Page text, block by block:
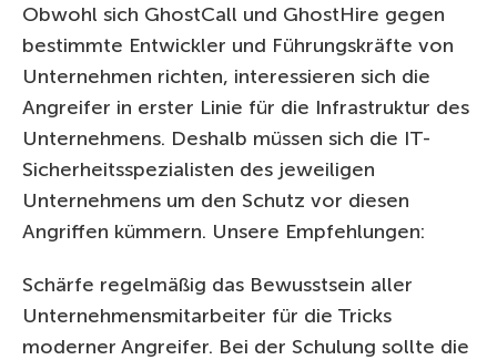
Obwohl sich GhostCall und GhostHire gegen
bestimmte Entwickler und Führungskräfte von
Unternehmen richten, interessieren sich die
Angreifer in erster Linie für die Infrastruktur des
Unternehmens. Deshalb müssen sich die IT-
Sicherheitsspezialisten des jeweiligen
Unternehmens um den Schutz vor diesen
Angriffen kümmern. Unsere Empfehlungen:
Schärfe regelmäßig das Bewusstsein aller
Unternehmensmitarbeiter für die Tricks
moderner Angreifer. Bei der Schulung sollte die